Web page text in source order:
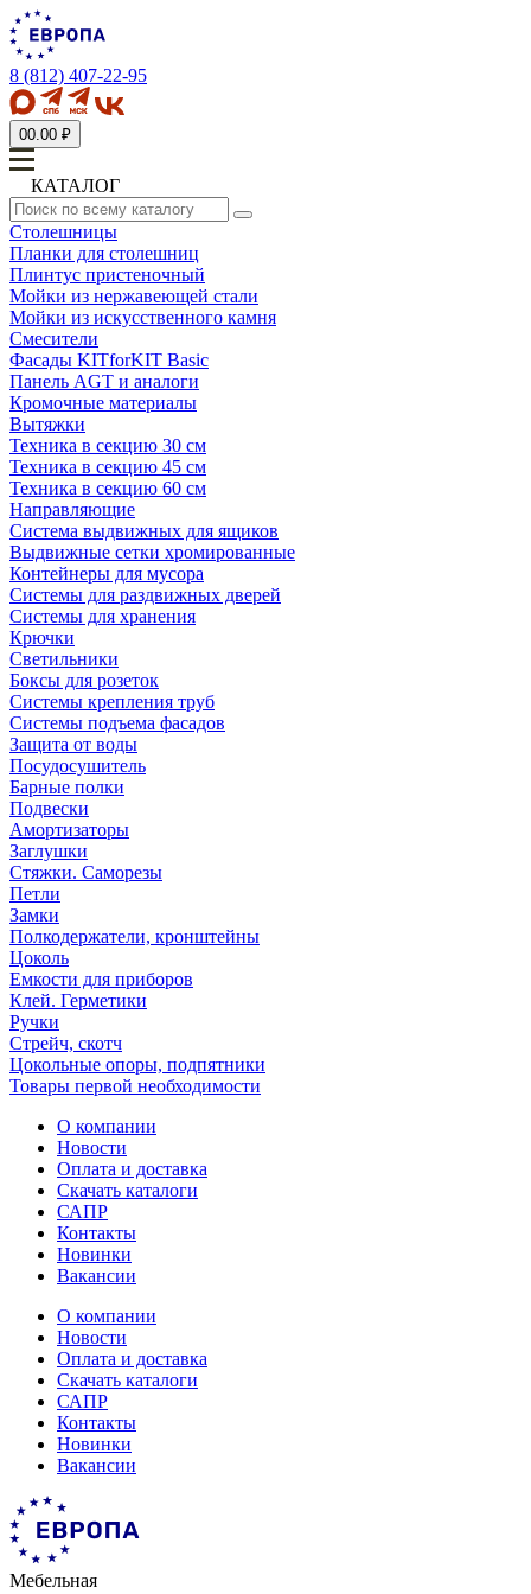
8 (812) 407-22-95
00.00 ₽
КАТАЛОГ
Столешницы
Планки для столешниц
Плинтус пристеночный
Мойки из нержавеющей стали
Мойки из искусственного камня
Смесители
Фасады KITforKIT Basic
Панель AGT и аналоги
Кромочные материалы
Вытяжки
Техника в секцию 30 см
Техника в секцию 45 см
Техника в секцию 60 см
Направляющие
Система выдвижных для ящиков
Выдвижные сетки хромированные
Контейнеры для мусора
Системы для раздвижных дверей
Системы для хранения
Крючки
Светильники
Боксы для розеток
Системы крепления труб
Системы подъема фасадов
Защита от воды
Посудосушитель
Барные полки
Подвески
Амортизаторы
Заглушки
Стяжки. Саморезы
Петли
Замки
Полкодержатели, кронштейны
Цоколь
Емкости для приборов
Клей. Герметики
Ручки
Стрейч, скотч
Цокольные опоры, подпятники
Товары первой необходимости
О компании
Новости
Оплата и доставка
Скачать каталоги
САПР
Контакты
Новинки
Вакансии
О компании
Новости
Оплата и доставка
Скачать каталоги
САПР
Контакты
Новинки
Вакансии
Мебельная